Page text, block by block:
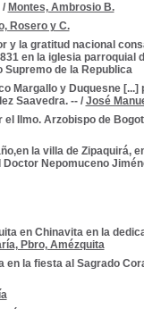
/ Montes, Ambrosio B.
Rosero y C.
la gratitud nacional
en la iglesia parroquial
Supremo de la Republica
Margallo y Duquesne [...]
Saavedra. --/ José
Ilmo. Arzobispo de
la villa de Zipaquirá,
Nepomuceno
en Chinavita en la
Pbro, Amézquita
la fiesta al Sagrado